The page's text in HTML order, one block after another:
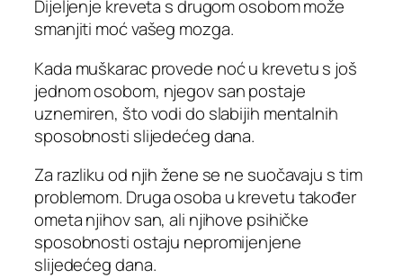
Dijeljenje kreveta s drugom osobom može
smanjiti moć vašeg mozga.
Kada muškarac provede noć u krevetu s još
jednom osobom, njegov san postaje
uznemiren, što vodi do slabijih mentalnih
sposobnosti slijedećeg dana.
Za razliku od njih žene se ne suočavaju s tim
problemom. Druga osoba u krevetu također
ometa njihov san, ali njihove psihičke
sposobnosti ostaju nepromijenjene
slijedećeg dana.